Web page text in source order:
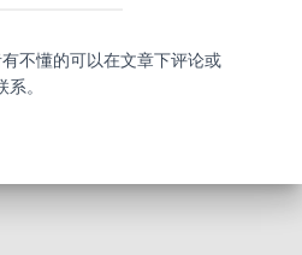
不懂的可以在文章下评论或
。